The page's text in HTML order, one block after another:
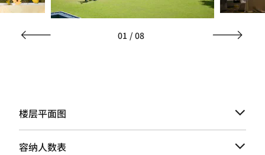
01 / 08
楼层平面图
容纳人数表